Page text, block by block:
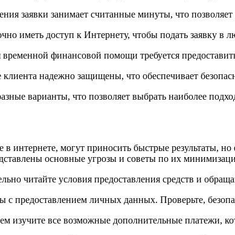
заявки занимает считанные минуты, что
иметь доступ к Интернету, чтобы подать заявку в
финансовой помощи требуется
надежно защищены, что обеспечивает
варианты, что позволяет выбрать наиболее
интернете, могут приносить быстрые результаты,
основные угрозы и советы по их
читайте условия предоставления средств и
предоставлением личных данных. Проверьте,
изучите все возможные дополнительные платежи,